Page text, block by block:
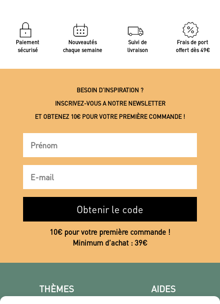
Paiement
sécurisé
Nouveautés
chaque semaine
Suivi de
livraison
Frais de port
offert dès 49€
BESOIN D’INSPIRATION ?
INSCRIVEZ-VOUS A NOTRE NEWSLETTER
ET OBTENEZ 10€ POUR VOTRE PREMIÈRE COMMANDE !
Obtenir le code
10€ pour votre première commande !
Minimum d’achat : 39€
THÈMES AIDES